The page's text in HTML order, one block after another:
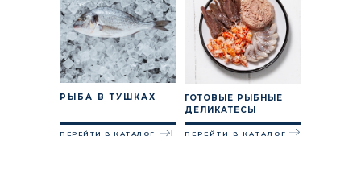
РЫБА В ТУШКАХ
ПЕРЕЙТИ В КАТАЛОГ
ГОТОВЫЕ РЫБНЫЕ
ДЕЛИКАТЕСЫ
ПЕРЕЙТИ В КАТАЛОГ